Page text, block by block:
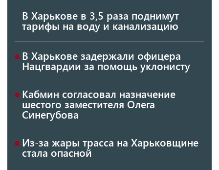
В Харькове в 3,5 раза поднимут
тарифы на воду и канализацию
В Харькове задержали офицера
Нацгвардии за помощь уклонисту
Кабмин согласовал назначение
шестого заместителя Олега
Синегубова
Из-за жары трасса на Харьковщине
стала опасной